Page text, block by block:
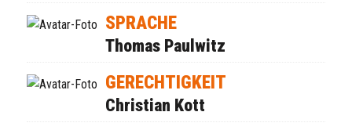
SPRACHE
Thomas Paulwitz
GERECHTIGKEIT
Christian Kott